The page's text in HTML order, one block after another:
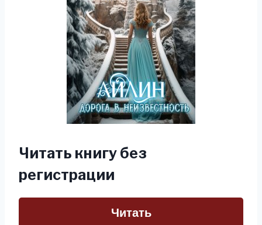
Читать книгу без
регистрации
Читать